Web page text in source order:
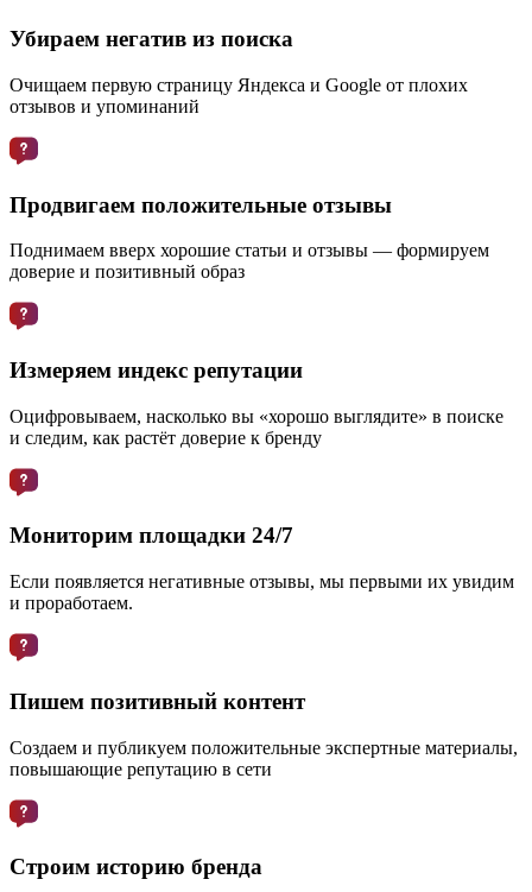
Убираем негатив из поиска
Очищаем первую страницу Яндекса и Google от плохих
отзывов и упоминаний
Продвигаем положительные отзывы
Поднимаем вверх хорошие статьи и отзывы — формируем
доверие и позитивный образ
Измеряем индекс репутации
Оцифровываем, насколько вы «хорошо выглядите» в поиске
и следим, как растёт доверие к бренду
Мониторим площадки 24/7
Если появляется негативные отзывы, мы первыми их увидим
и проработаем.
Пишем позитивный контент
Создаем и публикуем положительные экспертные материалы,
повышающие репутацию в сети
Строим историю бренда